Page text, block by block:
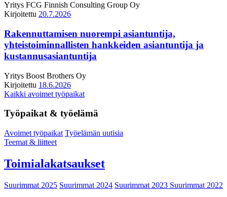
Yritys FCG Finnish Consulting Group Oy
Kirjoitettu 20.7.2026
Rakennuttamisen nuorempi asiantuntija,
yhteistoiminnallisten hankkeiden asiantuntija ja
kustannusasiantuntija
Yritys Boost Brothers Oy
Kirjoitettu 18.6.2026
Kaikki avoimet työpaikat
Työpaikat & työelämä
Avoimet työpaikat Työelämän uutisia
Teemat & liitteet
Toimialakatsaukset
Suurimmat 2025 Suurimmat 2024 Suurimmat 2023 Suurimmat 2022